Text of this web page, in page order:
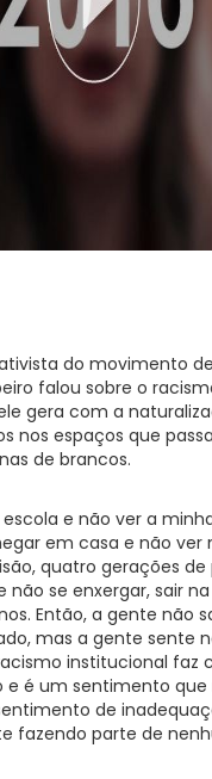
do movimento
falou sobre o
gera com a
nos espaços que
de brancos.
e não ver a
em casa e não ver
quatro gerações de
não se enxergar, sair
Então, a gente não
mas a gente sente
institucional faz
e é um sentimento que
de
fazendo parte de